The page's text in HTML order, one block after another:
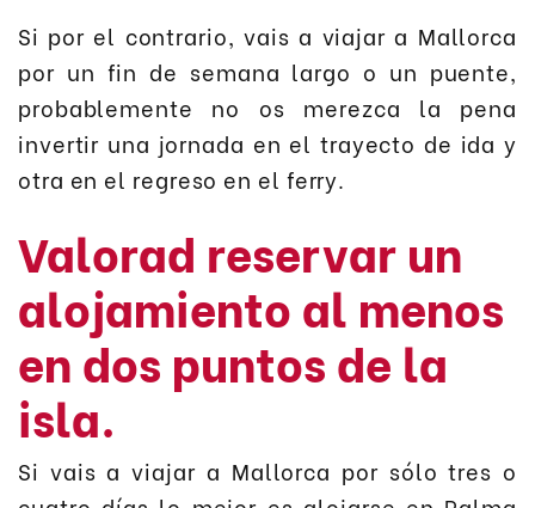
Si por el contrario, vais a viajar a Mallorca
por un fin de semana largo o un puente,
probablemente no os merezca la pena
invertir una jornada en el trayecto de ida y
otra en el regreso en el ferry.
Valorad reservar un
alojamiento al menos
en dos puntos de la
isla.
Si vais a viajar a Mallorca por sólo tres o